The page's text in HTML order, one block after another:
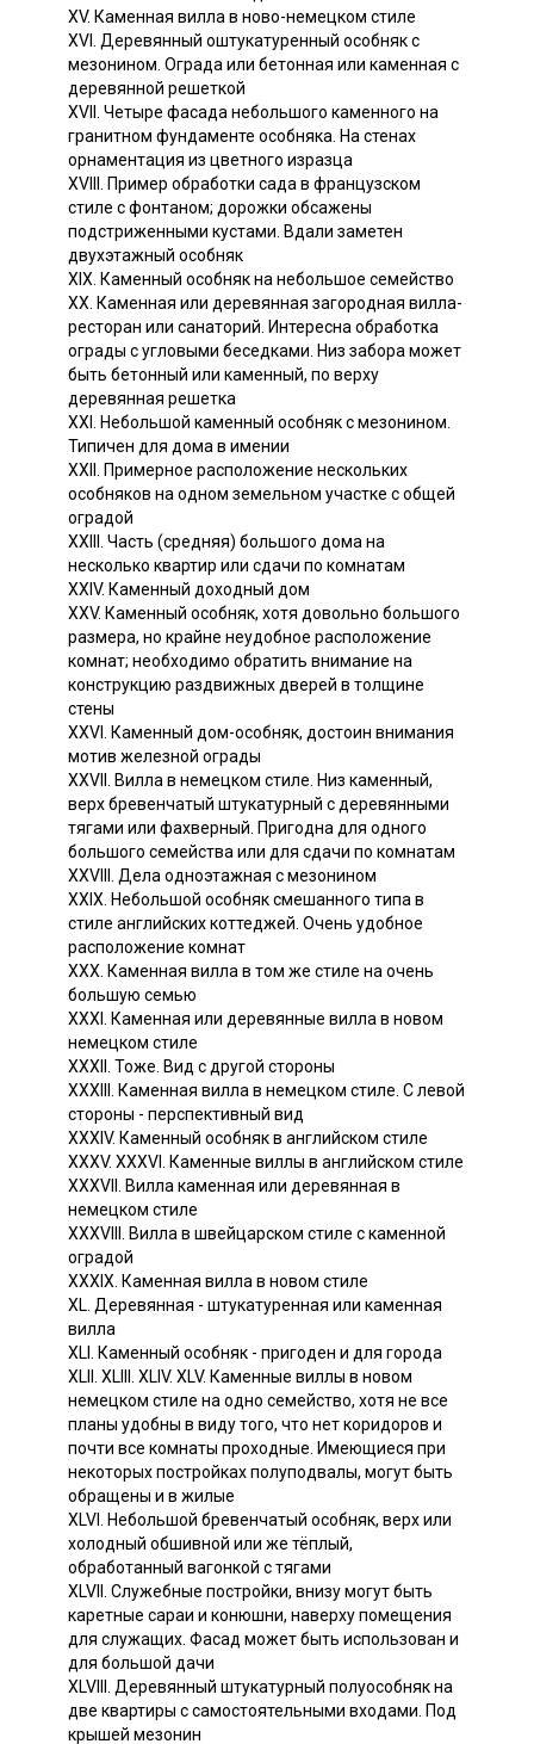
XV. Каменная вилла в ново-немецком стиле
XVI. Деревянный оштукатуренный особняк с
мезонином. Ограда или бетонная или каменная с
деревянной решеткой
XVII. Четыре фасада небольшого каменного на
гранитном фундаменте особняка. На стенах
орнаментация из цветного изразца
XVIII. Пример обработки сада в французском
стиле с фонтаном; дорожки обсажены
подстриженными кустами. Вдали заметен
двухэтажный особняк
XIX. Каменный особняк на небольшое семейство
XX. Каменная или деревянная загородная вилла-
ресторан или санаторий. Интересна обработка
ограды с угловыми беседками. Низ забора может
быть бетонный или каменный, по верху
деревянная решетка
XXI. Небольшой каменный особняк с мезонином.
Типичен для дома в имении
XXII. Примерное расположение нескольких
особняков на одном земельном участке с общей
оградой
XXIII. Часть (средняя) большого дома на
несколько квартир или сдачи по комнатам
XXIV. Каменный доходный дом
XXV. Каменный особняк, хотя довольно большого
размера, но крайне неудобное расположение
комнат; необходимо обратить внимание на
конструкцию раздвижных дверей в толщине
стены
XXVI. Каменный дом-особняк, достоин внимания
мотив железной ограды
XXVII. Вилла в немецком стиле. Низ каменный,
верх бревенчатый штукатурный с деревянными
тягами или фахверный. Пригодна для одного
большого семейства или для сдачи по комнатам
XXVIII. Дела одноэтажная с мезонином
XXIX. Небольшой особняк смешанного типа в
стиле английских коттеджей. Очень удобное
расположение комнат
XXX. Каменная вилла в том же стиле на очень
большую семью
XXXI. Каменная или деревянные вилла в новом
немецком стиле
XXXII. Тоже. Вид с другой стороны
XXXIII. Каменная вилла в немецком стиле. С левой
стороны - перспективный вид
XXXIV. Каменный особняк в английском стиле
XXXV. XXXVI. Каменные виллы в английском стиле
XXXVII. Вилла каменная или деревянная в
немецком стиле
XXXVIII. Вилла в швейцарском стиле с каменной
оградой
XXXIX. Каменная вилла в новом стиле
XL. Деревянная - штукатуренная или каменная
вилла
XLI. Каменный особняк - пригоден и для города
XLII. XLIII. XLIV. XLV. Каменные виллы в новом
немецком стиле на одно семейство, хотя не все
планы удобны в виду того, что нет коридоров и
почти все комнаты проходные. Имеющиеся при
некоторых постройках полуподвалы, могут быть
обращены и в жилые
XLVI. Небольшой бревенчатый особняк, верх или
холодный обшивной или же тёплый,
обработанный вагонкой с тягами
XLVII. Служебные постройки, внизу могут быть
каретные сараи и конюшни, наверху помещения
для служащих. Фасад может быть использован и
для большой дачи
XLVIII. Деревянный штукатурный полуособняк на
две квартиры с самостоятельными входами. Под
крышей мезонин